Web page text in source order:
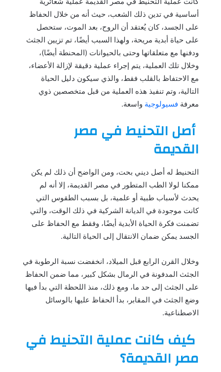
أساسية في تدين ذلك الشعب، حيث أنه من خلال الحفاظ
على الجسد، كان يُعتقد أن الروح، بعد الموت، ستحصل
على حياة أبدية مريحة، ولهذا السبب أيضًا، تم تزيين الجثث
ودفنها مع متعلقاتها وحتى بالحيوانات (المحنطة أيضًا)،
وخلال تلك العملية، يتم إجراء عملية دقيقة لإزالة الأعضاء،
مع الاحتفاظ بالقلب فقط، والذي سيكون دليل الحياة
التالية، وتم تنفيذ هذه العملية من قبل متخصصين ذوي
معرفة فسيولوجية واسعة.
أصل التحنيط في مصر
القديمة
التحنيط له أصل ديني بحت، ومن الواضح أن ذلك لم يكن
ممكنا لولا الطب المتطور في مصر القديمة، إلا أنه لم
يحدث لأسباب طبية أو علمية، بل بسبب الطقوس التي
كانت موجودة في الديانة الشركية في ذلك الوقت، والتي
تضمنت فكرة الحياة الأبدية أيضًا، وفقط مع الحفاظ على
الجسد يمكن ضمان الانتقال إلى الحياة التالية.
وخلال القرن الرابع قبل الميلاد، انخفضت نسبة الرطوبة في
الجثث المدفونة في الرمال بشكل كبير، مما ضمن الحفاظ
على الجثث إلى حد ما، ومع ذلك، منذ اللحظة التي بدأ فيها
وضع الجثث في المقابر، بدأ الحفاظ عليها بالوسائل
الاصطناعية.
كيف كانت عملية التحنيط في
مصر القديمة؟